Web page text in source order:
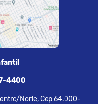
4400
Norte, Cep 64.000-